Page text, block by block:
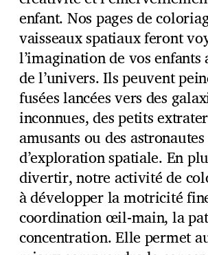
enfant. Nos pages de
vaisseaux spatiaux feront
l’imagination de vos enfants
de l’univers. Ils peuvent
fusées lancées vers des
inconnues, des petits
amusants ou des
d’exploration spatiale. En
divertir, notre activité de
à développer la motricité
coordination œil-main, la
concentration. Elle permet